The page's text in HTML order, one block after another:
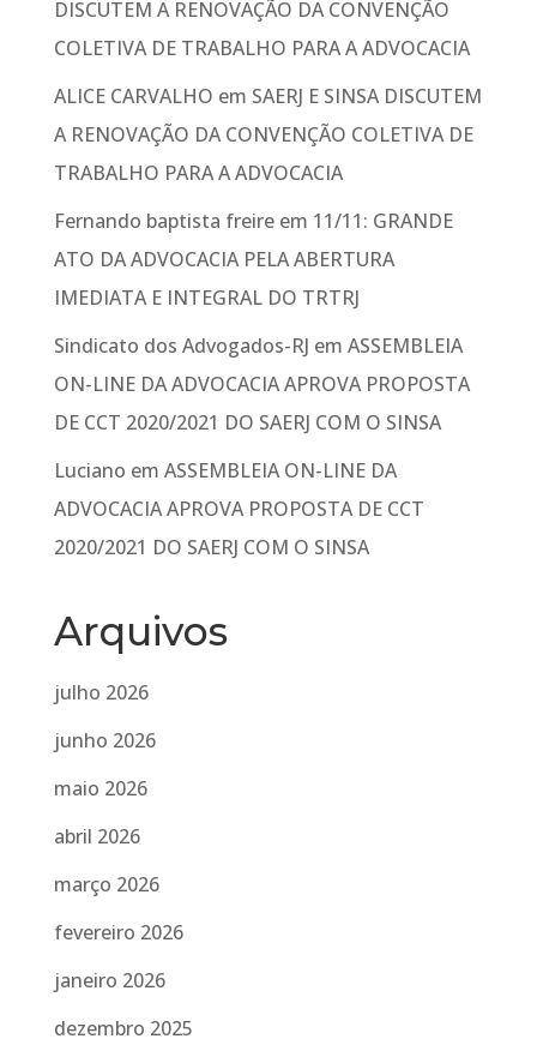
DISCUTEM A RENOVAÇÃO DA CONVENÇÃO
COLETIVA DE TRABALHO PARA A ADVOCACIA
ALICE CARVALHO em SAERJ E SINSA DISCUTEM
A RENOVAÇÃO DA CONVENÇÃO COLETIVA DE
TRABALHO PARA A ADVOCACIA
Fernando baptista freireem 11/11: GRANDE
ATO DA ADVOCACIA PELA ABERTURA
IMEDIATA E INTEGRAL DO TRTRJ
Sindicato dos Advogados-RJ em ASSEMBLEIA
ON-LINE DA ADVOCACIA APROVA PROPOSTA
DE CCT 2020/2021 DO SAERJ COM O SINSA
Luciano em ASSEMBLEIA ON-LINE DA
ADVOCACIA APROVA PROPOSTA DE CCT
2020/2021 DO SAERJ COM O SINSA
Arquivos
julho 2026
junho 2026
maio 2026
abril 2026
março 2026
fevereiro 2026
janeiro 2026
dezembro 2025